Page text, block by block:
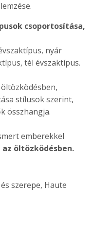
csoportosítása,
nyár
tél évszaktípus.
stílusok szerint,
összhangja.
emberekkel
öltözködésben.
szerepe, Haute